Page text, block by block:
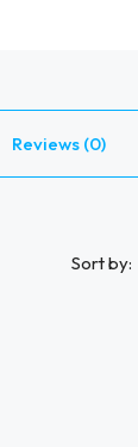
Reviews (0)
Sort by: